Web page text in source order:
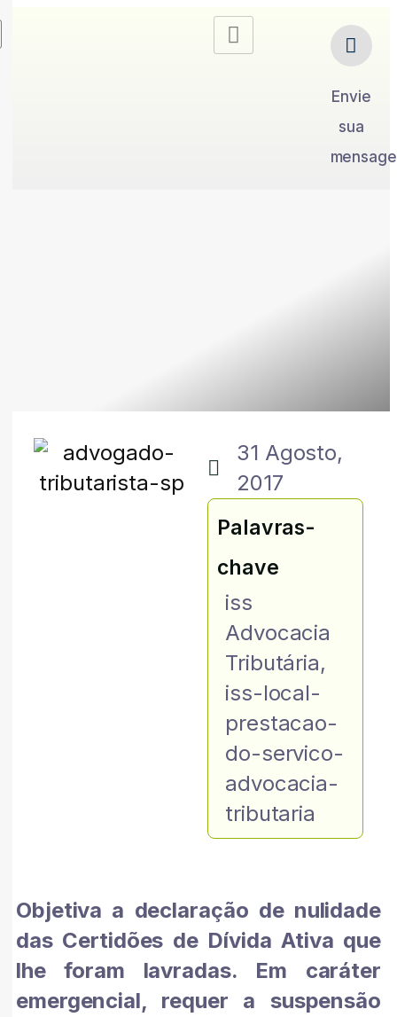
Envie
sua
31 Agosto,
2017
Palavras-
chave
iss
Advocacia
Tributária,
iss-local-
prestacao-
do-servico-
advocacia-
tributaria
Objetiva a declaração de nulidade
das Certidões de Dívida Ativa que
lhe foram lavradas. Em caráter
emergencial, requer a suspensão